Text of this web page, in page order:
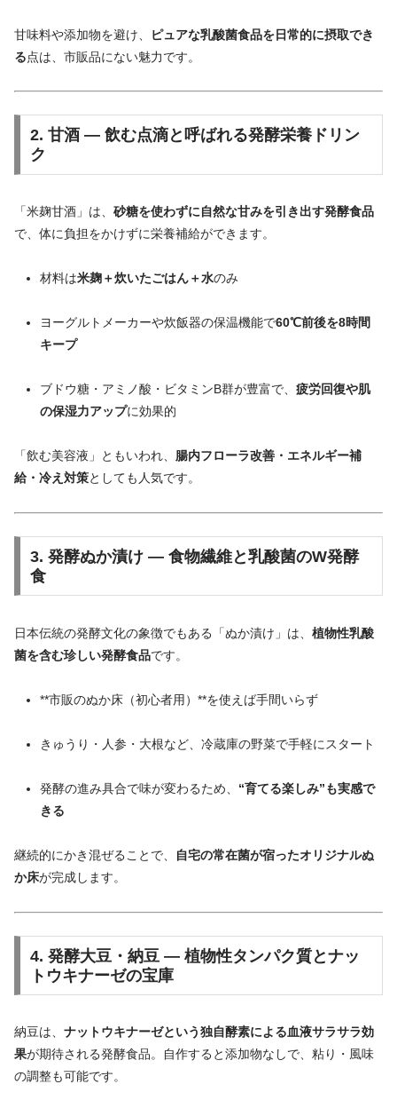
甘味料や添加物を避け、
ピュアな乳酸菌食品を日常的に摂取でき
る点は、市販品にない魅力です。
2. 甘酒 ― 飲む点滴と呼ばれる発酵栄養ドリン
ク
「米麹甘酒」は、 砂糖を使わずに自然な甘みを引き出す発酵食品
で、体に負担をかけずに栄養補給ができます。
材料は米麹＋炊いたごはん＋水のみ
ヨーグルトメーカーや炊飯器の保温機能で60℃前後を8時間
キープ
ブドウ糖・アミノ酸・ビタミンB群が豊富で、 疲労回復や肌
の保湿力アップに効果的
「飲む美容液」ともいわれ、 腸内フローラ改善・エネルギー補
給・冷え対策としても人気です。
3. 発酵ぬか漬け ― 食物繊維と乳酸菌のW発酵
食
日本伝統の発酵文化の象徴でもある「ぬか漬け」は、 植物性乳酸
菌を含む珍しい発酵食品です。
**市販のぬか床（初心者用）**を使えば手間いらず
きゅうり・人参・大根など、冷蔵庫の野菜で手軽にスタート
発酵の進み具合で味が変わるため、 “育てる楽しみ”も実感で
きる
継続的にかき混ぜることで、
自宅の常在菌が宿ったオリジナルぬ
か床が完成します。
4. 発酵大豆・納豆 ― 植物性タンパク質とナッ
トウキナーゼの宝庫
納豆は、 ナットウキナーゼという独自酵素による血液サラサラ効
果が期待される発酵食品。自作すると添加物なしで、粘り・風味
の調整も可能です。